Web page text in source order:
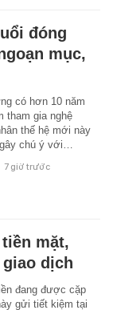
đóng
mục,
có hơn 10 năm
tham gia nghệ
thế hệ mới này
chú ý với…
7 giờ trước
mặt,
dịch
đang được cặp
gửi tiết kiệm tại